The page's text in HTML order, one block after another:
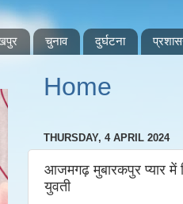
चुनाव दुर्घटना
Home
THURSDAY, 4 APRIL 2024
आजमगढ़ मुबारकपुर प्यार में
युवती